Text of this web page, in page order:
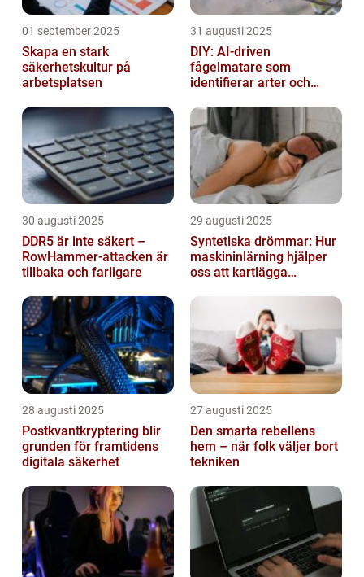
01 september 2025
Skapa en stark
säkerhetskultur på
arbetsplatsen
31 augusti 2025
DIY: AI-driven
fågelmatare som
identifierar arter och
mobilen
30 augusti 2025
DDR5 är inte säkert –
RowHammer-attacken är
tillbaka och farligare
29 augusti 2025
Syntetiska drömmar: Hur
maskininlärning hjälper
oss att kartlägga
28 augusti 2025
Postkvantkryptering blir
grunden för framtidens
digitala säkerhet
27 augusti 2025
Den smarta rebellens
hem – när folk väljer bort
tekniken